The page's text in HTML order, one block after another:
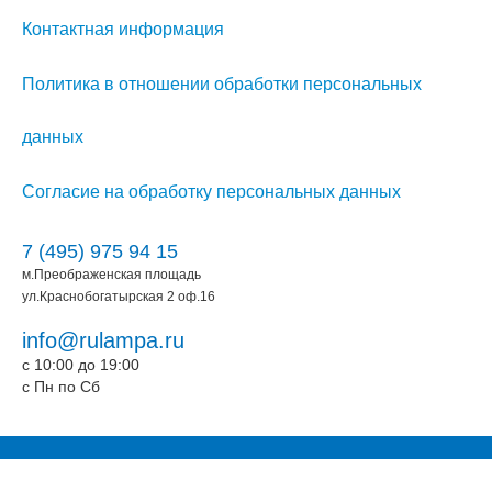
Контактная информация
Политика в отношении обработки персональных
данных
Согласие на обработку персональных данных
7 (495) 975 94 15
м.Преображенская площадь
ул.Краснобогатырская 2 оф.16
info@rulampa.ru
c 10:00 до 19:00
c Пн по Сб